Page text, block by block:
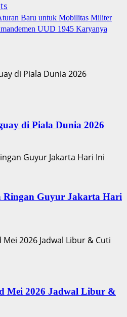
Baru untuk Mobilitas Militer
UUD 1945 Karyanya
di Piala Dunia 2026
Guyur Jakarta Hari
Mei 2026 Jadwal Libur &